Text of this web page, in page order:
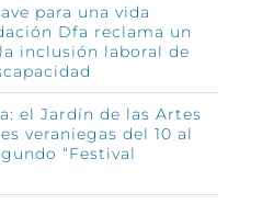
para una vida
Dfa reclama un
inclusión laboral de
el Jardín de las Artes
veraniegas del 10 al
“Festival